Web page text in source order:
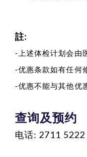
註:
-上述体检计划会由
-优惠条款如有任何
-优惠不能与其他优
查询及预约
电话: 2711 5222